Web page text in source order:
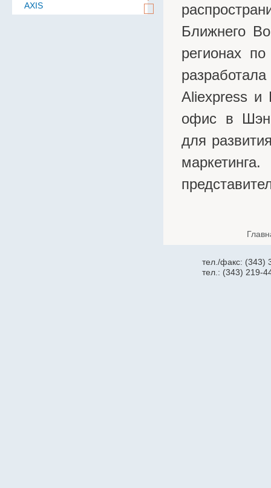
AXIS
Ближнего
регионах
Aliexpress и
офис в
для
тел./факс: (343)
тел.: (343) 219-